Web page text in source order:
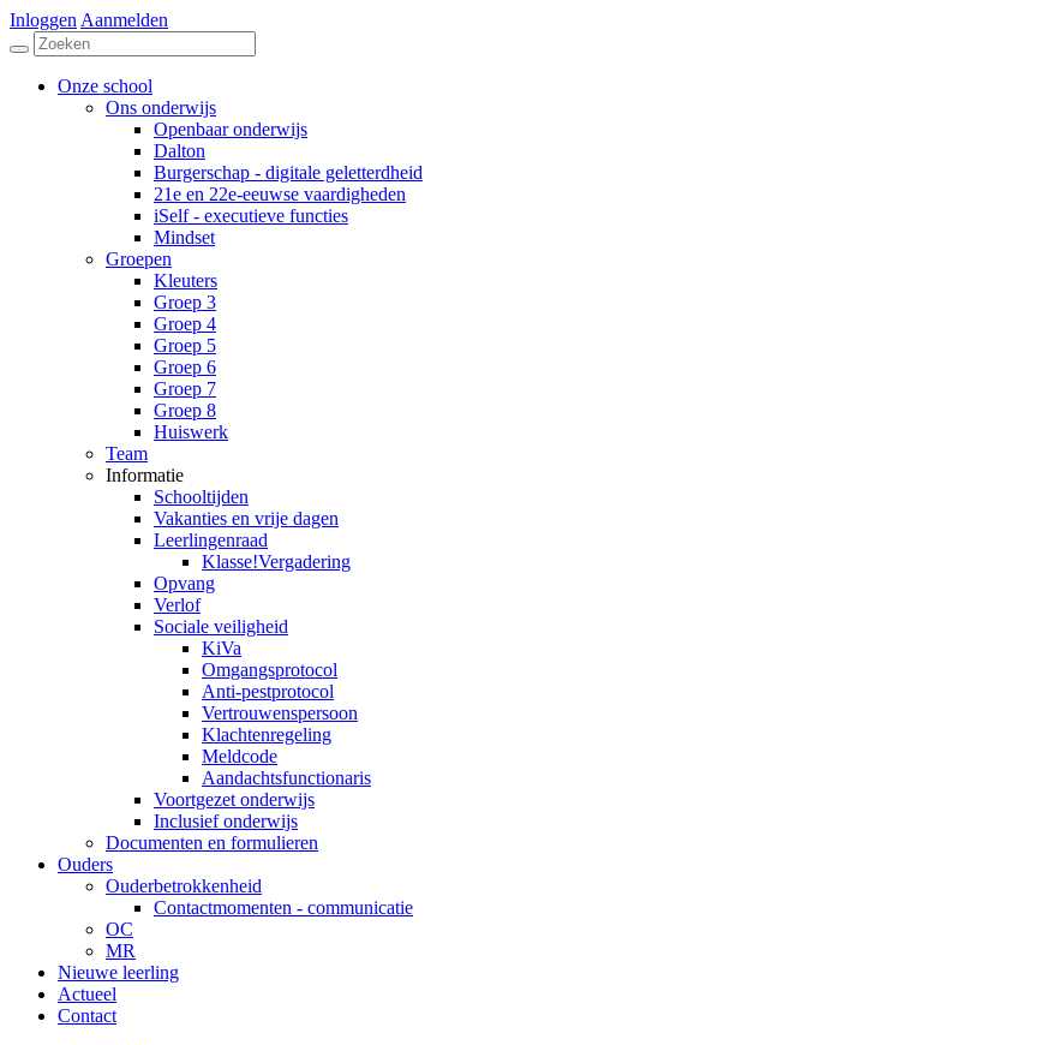
Inloggen Aanmelden
Onze school
Ons onderwijs
Openbaar onderwijs
Dalton
Burgerschap - digitale geletterdheid
21e en 22e-eeuwse vaardigheden
iSelf - executieve functies
Mindset
Groepen
Kleuters
Groep 3
Groep 4
Groep 5
Groep 6
Groep 7
Groep 8
Huiswerk
Team
Informatie
Schooltijden
Vakanties en vrije dagen
Leerlingenraad
Klasse!Vergadering
Opvang
Verlof
Sociale veiligheid
KiVa
Omgangsprotocol
Anti-pestprotocol
Vertrouwenspersoon
Klachtenregeling
Meldcode
Aandachtsfunctionaris
Voortgezet onderwijs
Inclusief onderwijs
Documenten en formulieren
Ouders
Ouderbetrokkenheid
Contactmomenten - communicatie
OC
MR
Nieuwe leerling
Actueel
Contact